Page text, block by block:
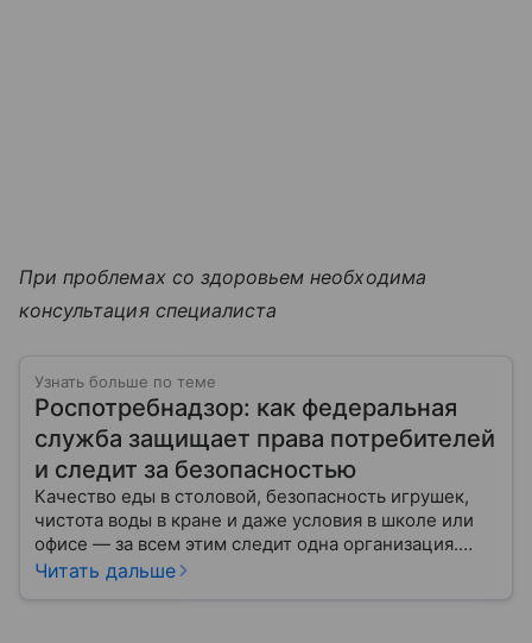
При проблемах со здоровьем необходима
консультация специалиста
Узнать больше по теме
Роспотребнадзор: как федеральная
служба защищает права потребителей
и следит за безопасностью
Качество еды в столовой, безопасность игрушек,
чистота воды в кране и даже условия в школе или
офисе — за всем этим следит одна организация.
Роспотребнадзор — федеральная служба, которая
Читать дальше